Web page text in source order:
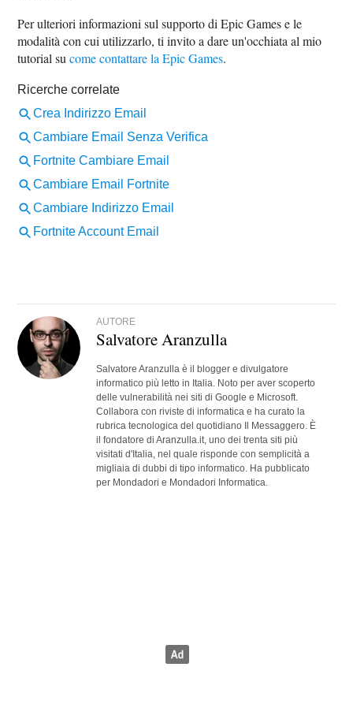
Per ulteriori informazioni sul supporto di Epic Games e le
modalità con cui utilizzarlo, ti invito a dare un'occhiata al mio
tutorial sucome contattare la Epic Games.
AUTORE
Salvatore Aranzulla
Salvatore Aranzulla è il blogger e divulgatore
informatico più letto in Italia. Noto per aver scoperto
delle vulnerabilità nei siti di Google e Microsoft.
Collabora con riviste di informatica e ha curato la
rubrica tecnologica del quotidiano Il Messaggero. È
il fondatore di Aranzulla.it, uno dei trenta siti più
visitati d'Italia, nel quale risponde con semplicità a
migliaia di dubbi di tipo informatico. Ha pubblicato
per Mondadori e Mondadori Informatica.